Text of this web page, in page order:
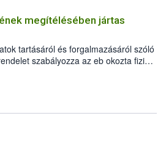
megítélésében jártas
tartásáról és forgalmazásáról szóló
szabályozza az eb okozta fizikai
keletkezésekor felmerülő
a veszélyes eb tartását és annak